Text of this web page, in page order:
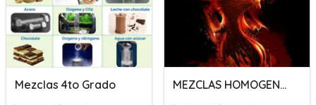
Mezclas 4to Grado MEZCLAS HOMOGENEAS Y HETEROGENEAS